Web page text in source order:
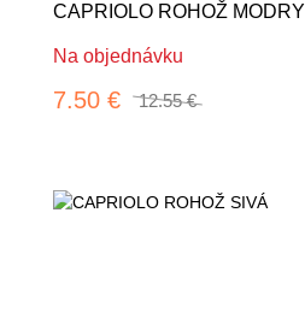
CAPRIOLO ROHOŽ MODRY
Na objednávku
7.50 € 12.55 €